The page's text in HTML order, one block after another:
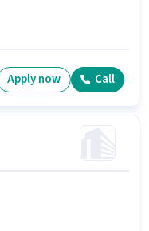
Apply now Call